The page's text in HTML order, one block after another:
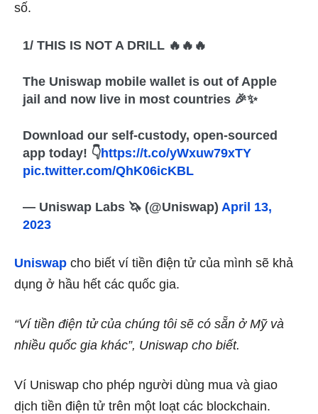
số.
1/ THIS IS NOT A DRILL 🔥🔥🔥
The Uniswap mobile wallet is out of Apple
jail and now live in most countries 🎉✨
Download our self-custody, open-sourced
app today! 👇https://t.co/yWxuw79xTY
pic.twitter.com/QhK06icKBL
— Uniswap Labs 🦄 (@Uniswap)April 13,
2023
Uniswap cho biết ví tiền điện tử của mình sẽ khả
dụng ở hầu hết các quốc gia.
“Ví tiền điện tử của chúng tôi sẽ có sẵn ở Mỹ và
nhiều quốc gia khác”, Uniswap cho biết.
Ví Uniswap cho phép người dùng mua và giao
dịch tiền điện tử trên một loạt các blockchain.